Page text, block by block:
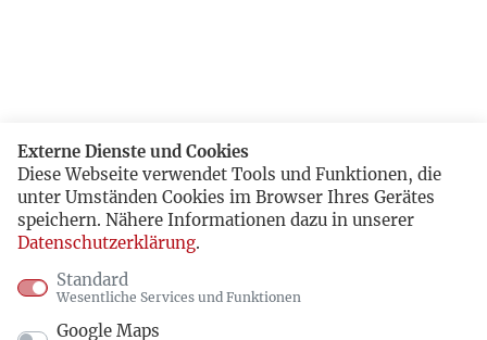
Externe Dienste und Cookies
Diese Webseite verwendet Tools und Funktionen, die
unter Umständen Cookies im Browser Ihres Gerätes
speichern. Nähere Informationen dazu in unserer
Datenschutzerklärung.
Standard
Wesentliche Services und Funktionen
Google Maps